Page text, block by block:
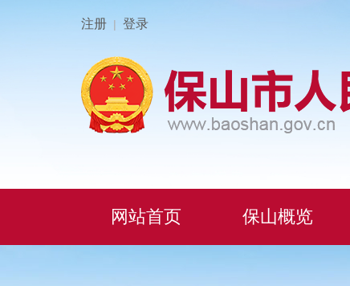
注册 | 登录
网站首页 保山概览